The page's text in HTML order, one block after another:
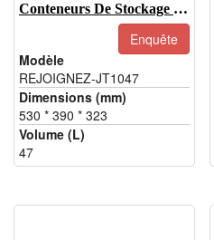
Conteneurs De Stockage Transparents En Plastique De 47 L, Bacs Transparents Pour Le Stockage
Enquête
Modèle
REJOIGNEZ-JT1047
Dimensions (mm)
530 * 390 * 323
Volume (L)
47